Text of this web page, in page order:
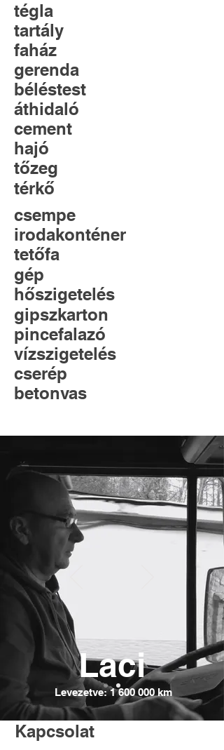
csempe
irodakonténer
tetőfa
gép
hőszigetelés
gipszkarton
pincefalazó
vízszigetelés
cserép
betonvas
tégla
tartály
faház
gerenda
béléstest
áthidaló
cement
hajó
tőzeg
térkő
Laci
Levezetve:1 600 000km
Kapcsolat